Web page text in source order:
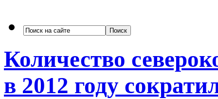
Количество
в 2012 году